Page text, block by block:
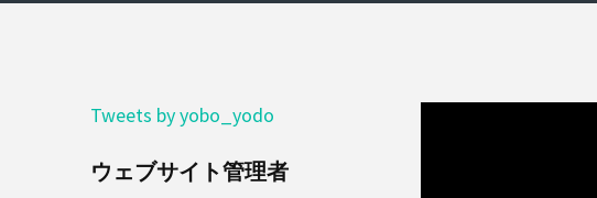
Tweets by yobo_yodo
ウェブサイト管理者